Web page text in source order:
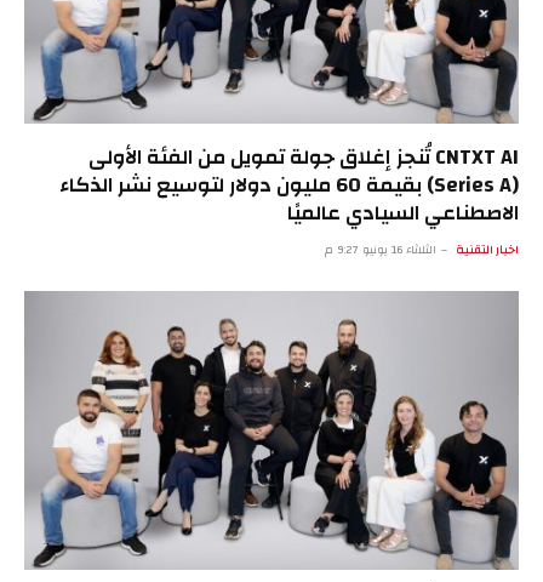
CNTXT AI تُنجز إغلاق جولة تمويل من الفئة الأولى
(Series A) بقيمة 60 مليون دولار لتوسيع نشر الذكاء
الاصطناعي السيادي عالميًا
اخبار التقنية الثلاثاء 16 يونيو 9:27 م